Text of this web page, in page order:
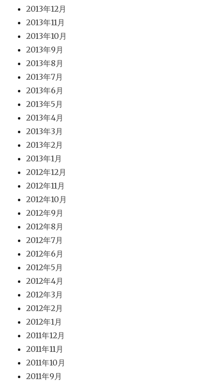
2013年12月
2013年11月
2013年10月
2013年9月
2013年8月
2013年7月
2013年6月
2013年5月
2013年4月
2013年3月
2013年2月
2013年1月
2012年12月
2012年11月
2012年10月
2012年9月
2012年8月
2012年7月
2012年6月
2012年5月
2012年4月
2012年3月
2012年2月
2012年1月
2011年12月
2011年11月
2011年10月
2011年9月